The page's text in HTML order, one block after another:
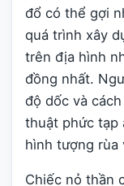
đổ có thể gợi
quá trình xây
trên địa hình
đồng nhất.
độ dốc và
thuật phức tạp
hình tượng rùa
Chiếc nỏ thần